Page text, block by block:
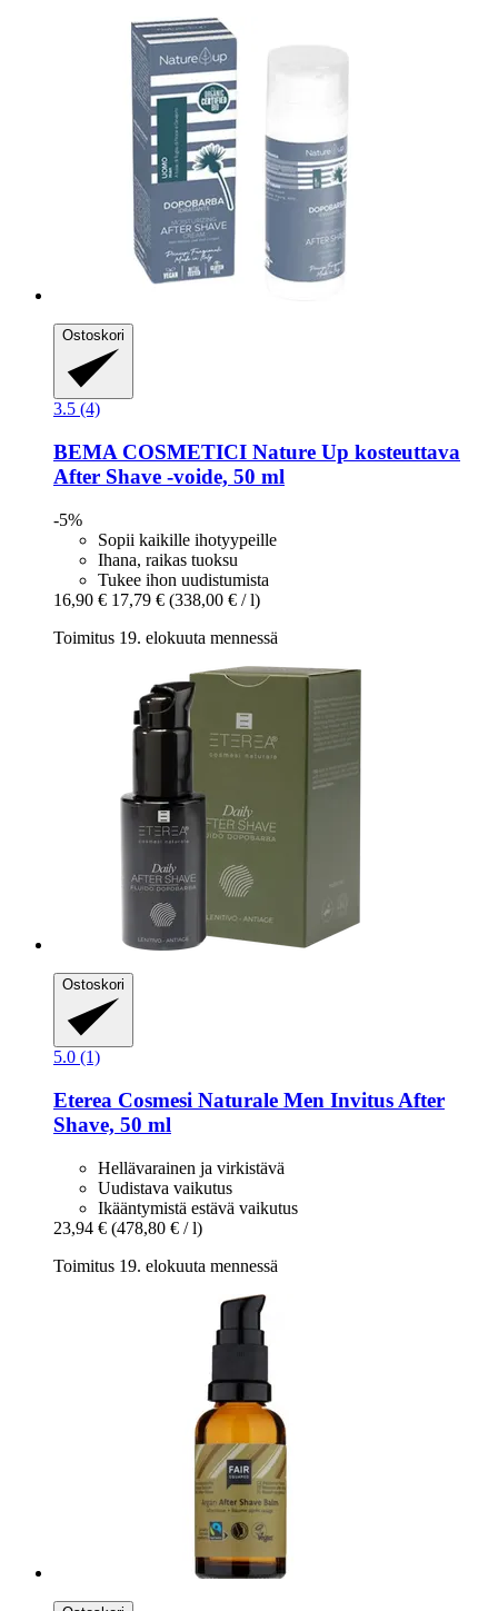
Ostoskori
3.5 (4)
BEMA COSMETICI Nature Up kosteuttava
After Shave -​voide, 50 ml
-5%
Sopii kaikille ihotyypeille
Ihana, raikas tuoksu
Tukee ihon uudistumista
16,90 € 17,79 € (338,00 € / l)
Toimitus 19. elokuuta mennessä
Ostoskori
5.0 (1)
Eterea Cosmesi Naturale Men Invitus After
Shave, 50 ml
Hellävarainen ja virkistävä
Uudistava vaikutus
Ikääntymistä estävä vaikutus
23,94 € (478,80 € / l)
Toimitus 19. elokuuta mennessä